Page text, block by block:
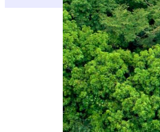
Uutiset maailman
aiheuttaa myös
kotiaan
Ihmiset ympäri